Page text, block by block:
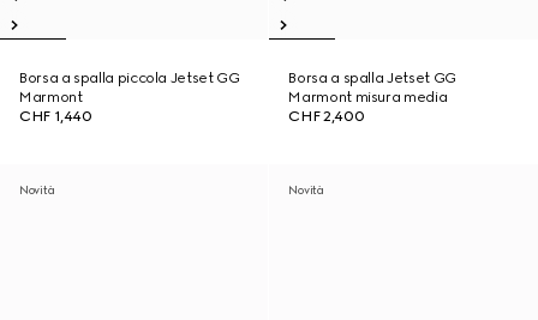
Borsa a spalla piccola Jetset GG
Marmont
CHF 1,440
Borsa a spalla Jetset GG
Marmont misura media
CHF 2,400
Novità Novità